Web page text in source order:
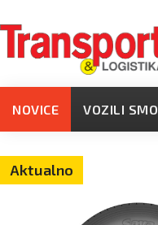
NOVICE VOZILI SMO
Aktualno